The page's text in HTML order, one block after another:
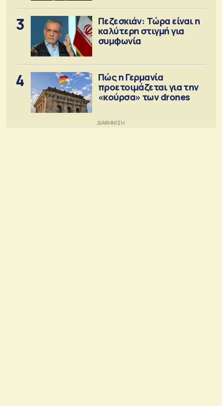
3
Πεζεσκιάν: Τώρα είναι η
καλύτερη στιγμή για
συμφωνία
4
Πώς η Γερμανία
προετοιμάζεται για την
«κούρσα» των drones